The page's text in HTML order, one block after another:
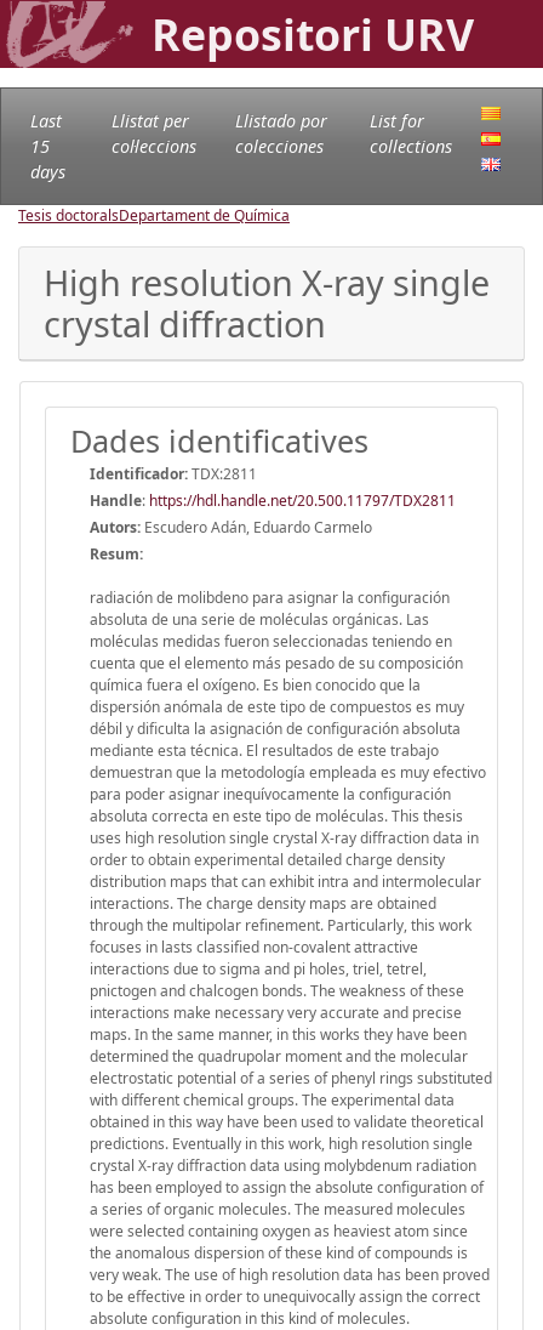
Repositori URV
Last
15
days
Llistat per
col·leccions
Llistado por
colecciones
List for
collections
Tesis doctoralsDepartament de Química
High resolution X-ray single
crystal diffraction
Dades identificatives
Identificador:TDX:2811
Handle: https://hdl.handle.net/20.500.11797/TDX2811
Autors: Escudero Adán, Eduardo Carmelo
Resum:
radiación de molibdeno para asignar la configuración
absoluta de una serie de moléculas orgánicas. Las
moléculas medidas fueron seleccionadas teniendo en
cuenta que el elemento más pesado de su composición
química fuera el oxígeno. Es bien conocido que la
dispersión anómala de este tipo de compuestos es muy
débil y dificulta la asignación de configuración absoluta
mediante esta técnica. El resultados de este trabajo
demuestran que la metodología empleada es muy efectivo
para poder asignar inequívocamente la configuración
absoluta correcta en este tipo de moléculas. This thesis
uses high resolution single crystal X-ray diffraction data in
order to obtain experimental detailed charge density
distribution maps that can exhibit intra and intermolecular
interactions. The charge density maps are obtained
through the multipolar refinement. Particularly, this work
focuses in lasts classified non-covalent attractive
interactions due to sigma and pi holes, triel, tetrel,
pnictogen and chalcogen bonds. The weakness of these
interactions make necessary very accurate and precise
maps. In the same manner, in this works they have been
determined the quadrupolar moment and the molecular
electrostatic potential of a series of phenyl rings substituted
with different chemical groups. The experimental data
obtained in this way have been used to validate theoretical
predictions. Eventually in this work, high resolution single
crystal X-ray diffraction data using molybdenum radiation
has been employed to assign the absolute configuration of
a series of organic molecules. The measured molecules
were selected containing oxygen as heaviest atom since
the anomalous dispersion of these kind of compounds is
very weak. The use of high resolution data has been proved
to be effective in order to unequivocally assign the correct
absolute configuration in this kind of molecules.